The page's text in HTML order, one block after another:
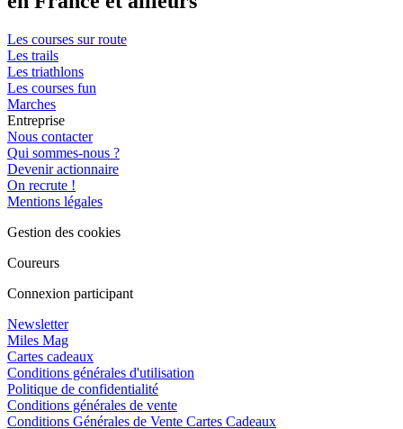
Les courses sur route
Les trails
Les triathlons
Les courses fun
Marches
Entreprise
Nous contacter
Qui sommes-nous ?
Devenir actionnaire
On recrute !
Mentions légales
Gestion des cookies
Coureurs
Connexion participant
Newsletter
Miles Mag
Cartes cadeaux
Conditions générales d'utilisation
Politique de confidentialité
Conditions générales de vente
Conditions Générales de Vente Cartes Cadeaux